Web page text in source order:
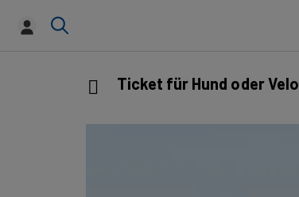
Ticket für Hund oder Velo